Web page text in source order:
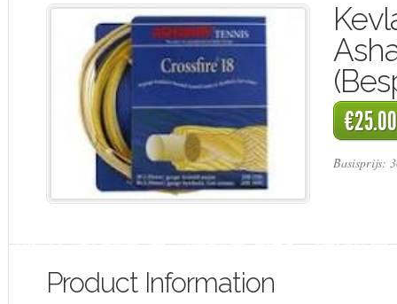
€25.00
Basisprijs:
Product Information